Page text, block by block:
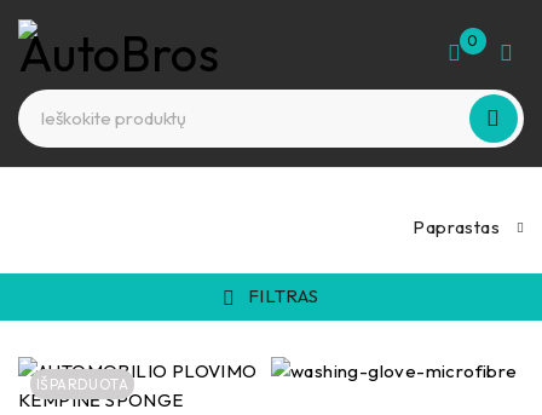
0
Paprastas
FILTRAS
IŠPARDUOTA